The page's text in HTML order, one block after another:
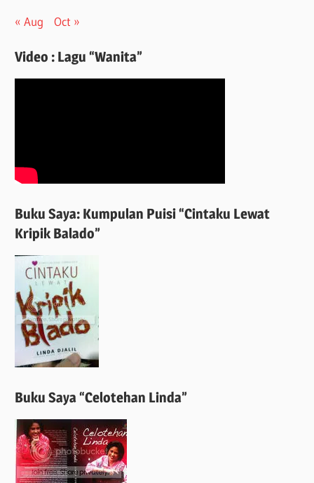
« Aug Oct »
Video : Lagu “Wanita”
Buku Saya: Kumpulan Puisi “Cintaku Lewat
Kripik Balado”
Buku Saya “Celotehan Linda”